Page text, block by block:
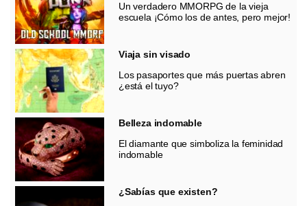
Un verdadero MMORPG de la vieja
escuela ¡Cómo los de antes, pero mejor!
Viaja sin visado
Los pasaportes que más puertas abren
¿está el tuyo?
Belleza indomable
El diamante que simboliza la feminidad
indomable
¿Sabías que existen?